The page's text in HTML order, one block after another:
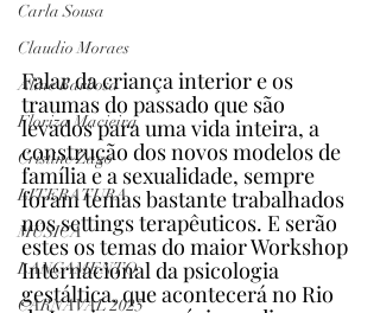
Carla Sousa
Claudio Moraes
Aline Barbosa
Floriza Macieira
Cristine Zago
LITERATURA
MÚSICA
LANÇAMENTO
CARNAVAL 2025
Falar da criança interior e os
traumas do passado que são
levados para uma vida inteira, a
construção dos novos modelos de
família e a sexualidade, sempre
foram temas bastante trabalhados
nos settings terapêuticos. E serão
estes os temas do maior Workshop
Internacional da psicologia
gestáltica, que acontecerá no Rio